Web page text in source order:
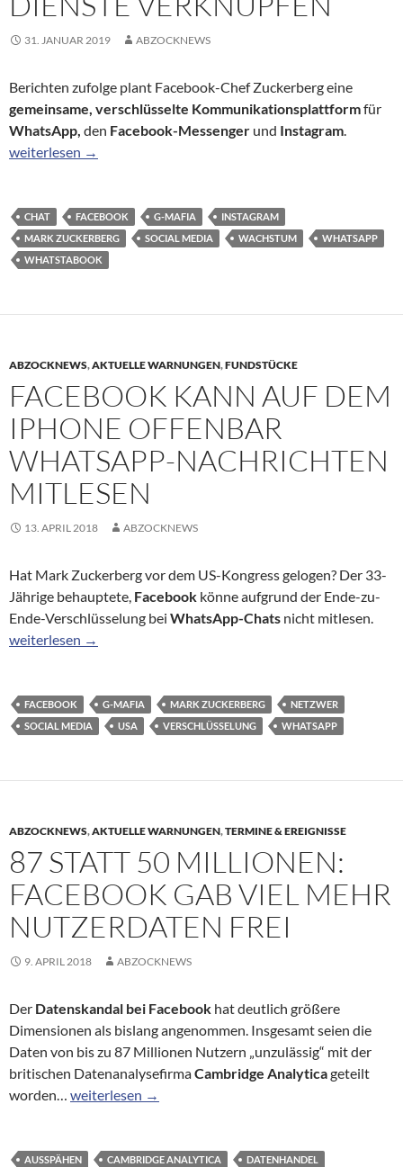
31. JANUAR 2019 ABZOCKNEWS
Berichten zufolge plant Facebook-Chef Zuckerberg eine
gemeinsame, verschlüsselte Kommunikationsplattformfür
WhatsApp, den Facebook-Messenger und Instagram.
„Whatstabook“: Facebook will Chat-Dienste verknüpfen
weiterlesen →
CHAT FACEBOOK G-MAFIA
INSTAGRAM
MARK ZUCKERBERG
SOCIAL MEDIA WACHSTUM
WHATSAPP
WHATSTABOOK
ABZOCKNEWS,AKTUELLE WARNUNGEN,FUNDSTÜCKE
FACEBOOK KANN AUF DEM
IPHONE OFFENBAR
WHATSAPP-NACHRICHTEN
MITLESEN
13. APRIL 2018 ABZOCKNEWS
Hat Mark Zuckerberg vor dem US-Kongress gelogen? Der 33-
Jährige behauptete, Facebook könne aufgrund der Ende-zu-
Ende-Verschlüsselung bei WhatsApp-Chats nicht mitlesen.
Facebook kann auf dem iPhone offenbar WhatsApp-
weiterlesen →
FACEBOOK G-MAFIA MARK ZUCKERBERG
NETZWER
SOCIAL MEDIA
USA VERSCHLÜSSELUNG WHATSAPP
ABZOCKNEWS,AKTUELLE WARNUNGEN,TERMINE & EREIGNISSE
87 STATT 50 MILLIONEN:
FACEBOOK GAB VIEL MEHR
NUTZERDATEN FREI
9. APRIL 2018 ABZOCKNEWS
Der Datenskandal bei Facebook hat deutlich größere
Dimensionen als bislang angenommen. Insgesamt seien die
Daten von bis zu 87 Millionen Nutzern „unzulässig“ mit der
britischen DatenanalysefirmaCambridge Analyticageteilt
worden… 87 statt 50 Millionen: Facebook gab viel mehr
weiterlesen →
AUSSPÄHEN CAMBRIDGE ANALYTICA
DATENHANDEL